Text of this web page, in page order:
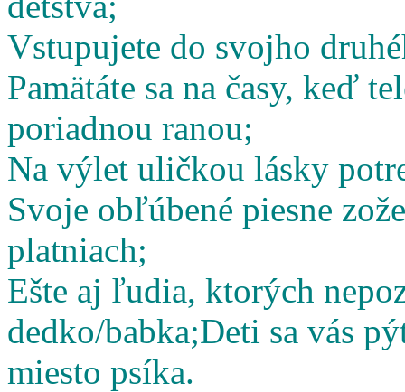
Vstupujete do svojho
Pamätáte sa na časy, keď
poriadnou ranou;
Na výlet uličkou lásky
Svoje obľúbené piesne
platniach;
Ešte aj ľudia, ktorých
dedko/babka;Deti sa vás
miesto psíka.